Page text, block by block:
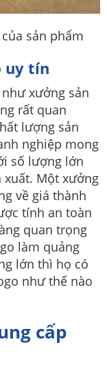
sản phẩm
uy tín
xưởng sản
rất quan
lượng sản
nghiệp mong
số lượng lớn
Một xưởng
về giá thành
tính an toàn
quan trọng
làm quảng
lớn thì họ có
như thế nào
cấp